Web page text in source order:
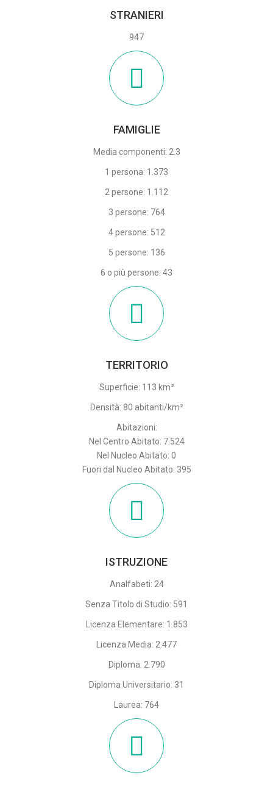
STRANIERI
947
FAMIGLIE
Media componenti: 2.3
1 persona: 1.373
2 persone: 1.112
3 persone: 764
4 persone: 512
5 persone: 136
6 o più persone: 43
TERRITORIO
Superficie: 113 km²
Densità: 80 abitanti/km²
Abitazioni:
Nel Centro Abitato: 7.524
Nel Nucleo Abitato: 0
Fuori dal Nucleo Abitato: 395
ISTRUZIONE
Analfabeti: 24
Senza Titolo di Studio: 591
Licenza Elementare: 1.853
Licenza Media: 2.477
Diploma: 2.790
Diploma Universitario: 31
Laurea: 764